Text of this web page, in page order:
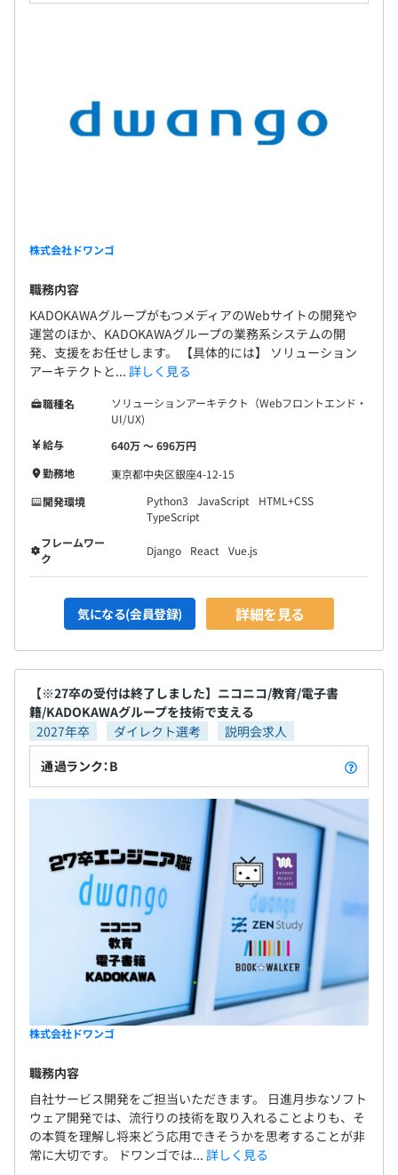
株式会社ドワンゴ
職務内容
KADOKAWAグループがもつメディアのWebサイトの開発や
運営のほか、KADOKAWAグループの業務系システムの開
発、支援をお任せします。 【具体的には】 ソリューション
アーキテクトと... 詳しく見る
職種名
ソリューションアーキテクト（Webフロントエンド・
UI/UX)
給与
640万 〜 696万円
勤務地
東京都中央区銀座4-12-15
開発環境
Python3 JavaScript
HTML+CSS
TypeScript
フレームワー
ク
Django React Vue.js
気になる(会員登録) 詳細を見る
【※27卒の受付は終了しました】ニコニコ/教育/電子書
籍/KADOKAWAグループを技術で支える
2027年卒
ダイレクト選考
説明会求人
通過ランク：B
株式会社ドワンゴ
職務内容
自社サービス開発をご担当いただきます。 日進月歩なソフト
ウェア開発では、流行りの技術を取り入れることよりも、そ
の本質を理解し将来どう応用できそうかを思考することが非
常に大切です。 ドワンゴでは... 詳しく見る